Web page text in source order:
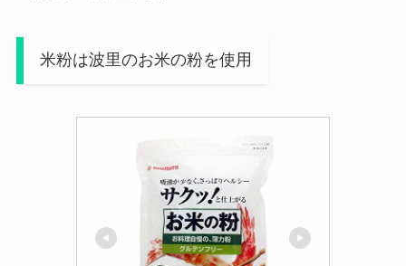
米粉は波里のお米の粉を使用